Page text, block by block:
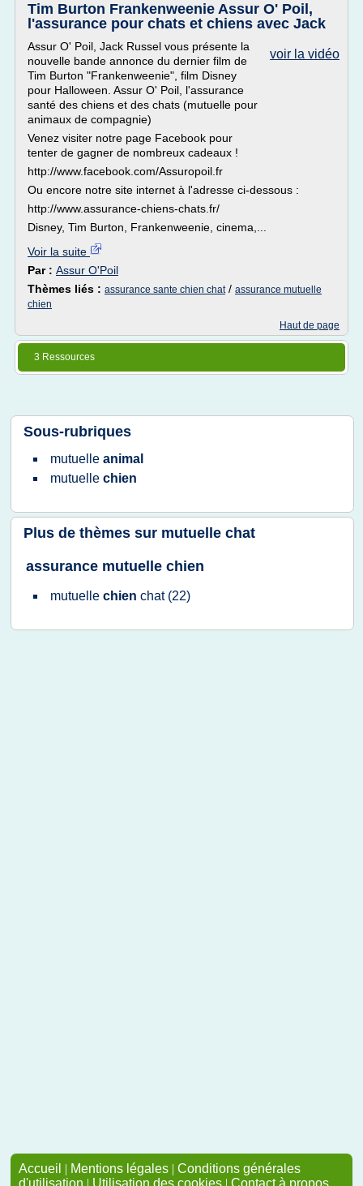
Tim Burton Frankenweenie Assur O' Poil,
l'assurance pour chats et chiens avec Jack
voir la vidéo
Assur O' Poil, Jack Russel vous présente la
nouvelle bande annonce du dernier film de
Tim Burton "Frankenweenie", film Disney
pour Halloween. Assur O' Poil, l'assurance
santé des chiens et des chats (mutuelle pour
animaux de compagnie)
Venez visiter notre page Facebook pour
tenter de gagner de nombreux cadeaux !
http://www.facebook.com/Assuropoil.fr
Ou encore notre site internet à l'adresse ci-dessous :
http://www.assurance-chiens-chats.fr/
Disney, Tim Burton, Frankenweenie, cinema,...
Voir la suite
Par : Assur O'Poil
Thèmes liés : assurance sante chien chat/ assurance mutuelle
chien
Haut de page
3 Ressources
Sous-rubriques
mutuelle animal
mutuelle chien
Plus de thèmes sur mutuelle chat
assurance mutuelle chien
mutuelle chien chat (22)
Accueil | Mentions légales | Conditions générales
d'utilisation | Utilisation des cookies | Contact à propos